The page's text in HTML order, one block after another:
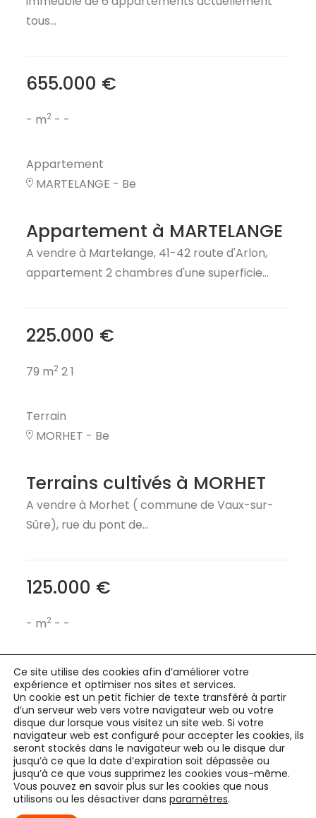
tous...
655.000 €
- m2 - -
Appartement
MARTELANGE - Be
Appartement à MARTELANGE
A vendre à Martelange, 41-42 route d'Arlon,
appartement 2 chambres d'une superficie...
225.000 €
79 m2 21
Terrain
MORHET - Be
Terrains cultivés à MORHET
A vendre à Morhet ( commune de Vaux-sur-
Sûre), rue du pont de...
125.000 €
- m2 - -
Appartement
ARLON - Be
Appartement à ARLON
A vendre à Arlon, 74, rue du Gazomètre
appartement duplex 3 chambres...
Ce site utilise des cookies afin d’améliorer votre
expérience et optimiser nos sites et services.
Un cookie est un petit fichier de texte transféré à partir
d’un serveur web vers votre navigateur web ou votre
disque dur lorsque vous visitez un site web. Si votre
navigateur web est configuré pour accepter les cookies, ils
seront stockés dans le navigateur web ou le disque dur
jusqu’à ce que la date d’expiration soit dépassée ou
jusqu’à ce que vous supprimez les cookies vous-même.
Vous pouvez en savoir plus sur les cookies que nous
utilisons ou les désactiver dans paramètres.